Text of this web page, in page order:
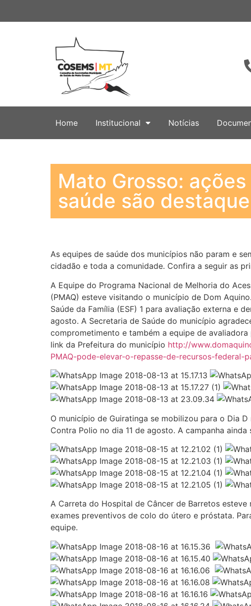
Home Institucional Notícias
Mato Grosso: ações
saúde são destaque
As equipes de saúde dos municípios não param e
cidadão e toda a comunidade. Confira a seguir as
A Equipe do Programa Nacional de Melhoria do
(PMAQ) esteve visitando o município de Dom
Saúde da Família (ESF) 1 para avaliação externa e
agosto. A Secretaria de Saúde do município
comprometimento e também a equipe de
link da Prefeitura do município http://
PMAQ-pode-elevar-o-repasse-de-recursos-federal-
O município de Guiratinga se mobilizou para o Dia
Contra Polio no dia 11 de agosto. A campanha
A Carreta do Hospital de Câncer de Barretos
exames preventivos de colo do útero e próstata.
equipe.